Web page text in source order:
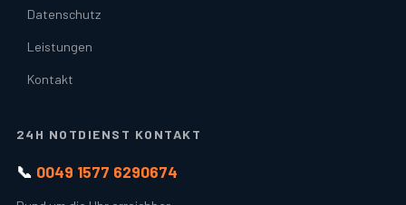
Datenschutz
Leistungen
Kontakt
24H NOTDIENST KONTAKT
📞 0049 1577 6290674